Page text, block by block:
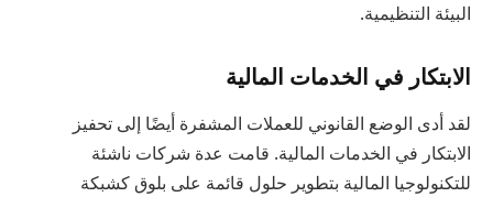
البيئة التنظيمية.
الابتكار في الخدمات المالية
لقد أدى الوضع القانوني للعملات المشفرة أيضًا إلى تحفيز
الابتكار في الخدمات المالية. قامت عدة شركات ناشئة
للتكنولوجيا المالية بتطوير حلول قائمة على بلوق كشبكة